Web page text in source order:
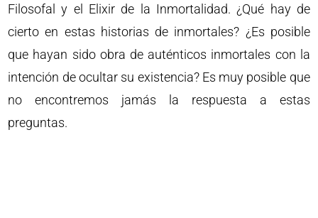
Filosofal y el Elixir de la Inmortalidad. ¿Qué hay de
cierto en estas historias de inmortales? ¿Es posible
que hayan sido obra de auténticos inmortales con la
intención de ocultar su existencia? Es muy posible que
no encontremos jamás la respuesta a estas
preguntas.